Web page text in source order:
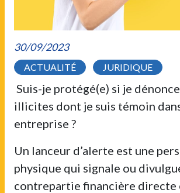
30/09/2023
ACTUALITÉ JURIDIQUE
Suis-je protégé(e) si je
illicites dont je suis témoin
entreprise ?
Un lanceur d’alerte est une
physique qui signale ou
contrepartie financière directe